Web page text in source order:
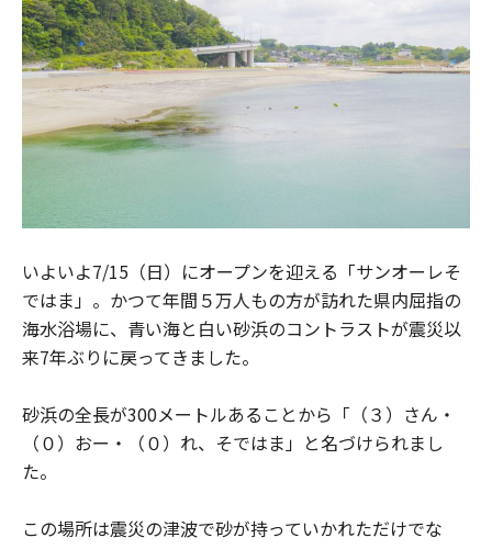
いよいよ7/15（日）にオープンを迎える「サンオーレそ
ではま」。かつて年間５万人もの方が訪れた県内屈指の
海水浴場に、青い海と白い砂浜のコントラストが震災以
来7年ぶりに戻ってきました。
砂浜の全長が300メートルあることから「（３）さん・
（０）おー・（０）れ、そではま」と名づけられまし
た。
この場所は震災の津波で砂が持っていかれただけでな